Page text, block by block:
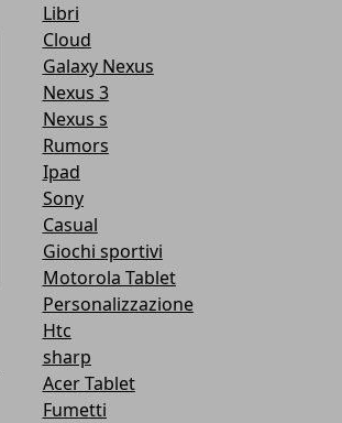
Libri
Cloud
Galaxy Nexus
Nexus 3
Nexus s
Rumors
Ipad
Sony
Casual
Giochi sportivi
Motorola Tablet
Personalizzazione
Htc
sharp
Acer Tablet
Fumetti